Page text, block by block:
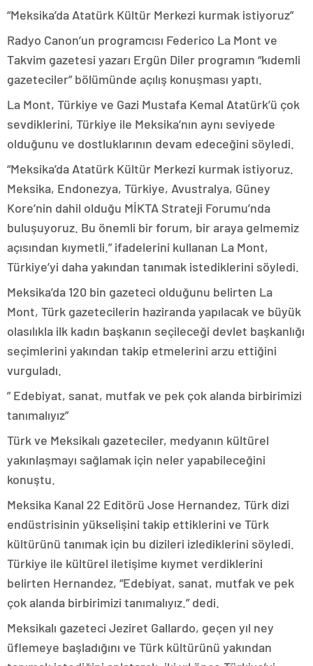
“Meksika’da Atatürk Kültür Merkezi kurmak istiyoruz”
Radyo Canon’un programcısı Federico La Mont ve
Takvim gazetesi yazarı Ergün Diler programın “kıdemli
gazeteciler” bölümünde açılış konuşması yaptı.
La Mont, Türkiye ve Gazi Mustafa Kemal Atatürk’ü çok
sevdiklerini, Türkiye ile Meksika’nın aynı seviyede
olduğunu ve dostluklarının devam edeceğini söyledi.
“Meksika’da Atatürk Kültür Merkezi kurmak istiyoruz.
Meksika, Endonezya, Türkiye, Avustralya, Güney
Kore’nin dahil olduğu MİKTA Strateji Forumu’nda
buluşuyoruz. Bu önemli bir forum, bir araya gelmemiz
açısından kıymetli.” ifadelerini kullanan La Mont,
Türkiye’yi daha yakından tanımak istediklerini söyledi.
Meksika’da 120 bin gazeteci olduğunu belirten La
Mont, Türk gazetecilerin haziranda yapılacak ve büyük
olasılıkla ilk kadın başkanın seçileceği devlet başkanlığı
seçimlerini yakından takip etmelerini arzu ettiğini
vurguladı.
” Edebiyat, sanat, mutfak ve pek çok alanda birbirimizi
tanımalıyız”
Türk ve Meksikalı gazeteciler, medyanın kültürel
yakınlaşmayı sağlamak için neler yapabileceğini
konuştu.
Meksika Kanal 22 Editörü Jose Hernandez, Türk dizi
endüstrisinin yükselişini takip ettiklerini ve Türk
kültürünü tanımak için bu dizileri izlediklerini söyledi.
Türkiye ile kültürel iletişime kıymet verdiklerini
belirten Hernandez, “Edebiyat, sanat, mutfak ve pek
çok alanda birbirimizi tanımalıyız.” dedi.
Meksikalı gazeteci Jeziret Gallardo, geçen yıl ney
üflemeye başladığını ve Türk kültürünü yakından